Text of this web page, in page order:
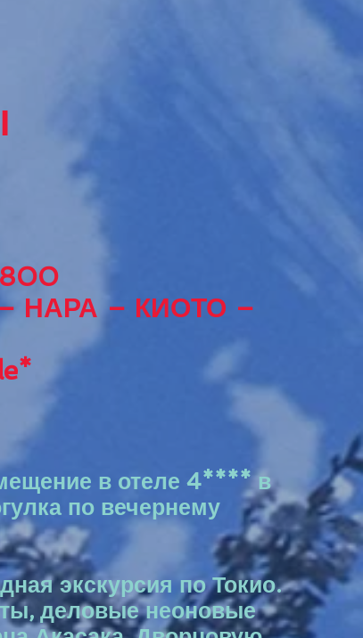
НАРА – КИОТО –
в отеле 4**** в
по вечернему
экскурсия по Токио.
деловые неоновые